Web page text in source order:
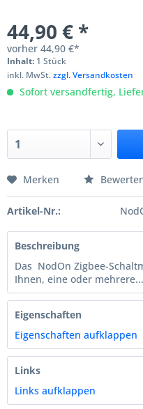
44,90 € *
vorher 44,90 €*
Inhalt: 1 Stück
inkl. MwSt.zzgl. Versandkosten
Sofort versandfertig,
Merken
Artikel-Nr.:
Beschreibung
Das NodOn Zigbee-
Ihnen, eine oder mehrere...
Eigenschaften
Eigenschaften aufklappen
Links
Links aufklappen